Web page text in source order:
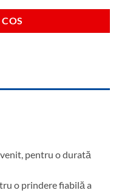
pentru o durată
o prindere fiabilă a